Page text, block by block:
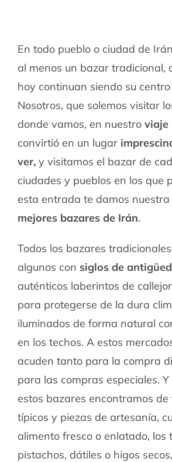
En todo pueblo o ciudad de
al menos un bazar tradicional,
hoy continuan siendo su
Nosotros, que solemos visitar
donde vamos, en nuestro viaje
convirtió en un lugar
ver, y visitamos el bazar de
ciudades y pueblos en los que
esta entrada te damos nuestra
mejores bazares de Irán.
Todos los bazares
algunos con siglos de
auténticos laberintos de
para protegerse de la dura
iluminados de forma natural
en los techos. A estos
acuden tanto para la compra
para las compras especiales. Y
estos bazares encontramos de
típicos y piezas de artesanía,
alimento fresco o enlatado, los
pistachos, dátiles o higos